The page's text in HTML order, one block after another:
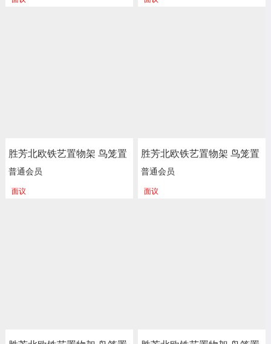
胜芳北欧铁艺置物架 鸟笼置
物架 客厅阳台落地多层花架
服装店包包架 金色展示架
普通会员
面议
胜芳北欧铁艺置物架 鸟笼置
物架 客厅阳台落地多层花架
服装店包包架 金色展示架
普通会员
面议